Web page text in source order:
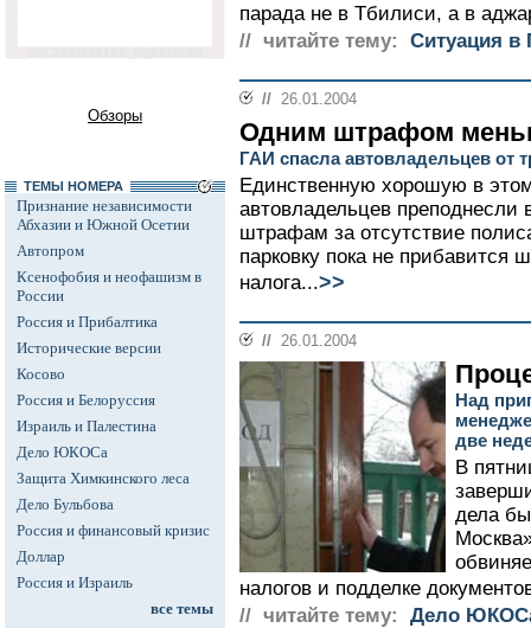
Обзоры
ТЕМЫ НОМЕРА
Признание независимости
Абхазии и Южной Осетии
Автопром
Ксенофобия и неофашизм в
России
Россия и Прибалтика
Исторические версии
Косово
Россия и Белоруссия
Израиль и Палестина
Дело ЮКОСа
Защита Химкинского леса
Дело Бульбова
Россия и финансовый кризис
Доллар
Россия и Израиль
все темы
парада не в Тбилиси, а в
// читайте тему:
Ситуация в
// 26.01.2004
Одним штрафом
ГАИ спасла автовладельцев от
Единственную хорошую в
автовладельцев преподнесли
штрафам за отсутствие
парковку пока не прибавится
налога...>>
// 26.01.2004
Над
две
В
дела
налогов и подделке
// читайте тему:
Дело